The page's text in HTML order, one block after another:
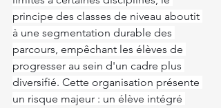
principe des classes de niveau aboutit
à une segmentation durable des
parcours, empêchant les élèves de
progresser au sein d'un cadre plus
diversifié. Cette organisation présente
un risque majeur : un élève intégré